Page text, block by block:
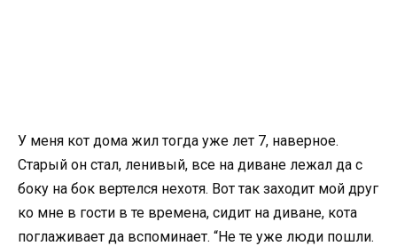
У меня кот дома жил тогда уже лет 7, наверное.
Старый он стал, ленивый, все на диване лежал да с
боку на бок вертелся нехотя. Вот так заходит мой друг
ко мне в гости в те времена, сидит на диване, кота
поглаживает да вспоминает. “Не те уже люди пошли.